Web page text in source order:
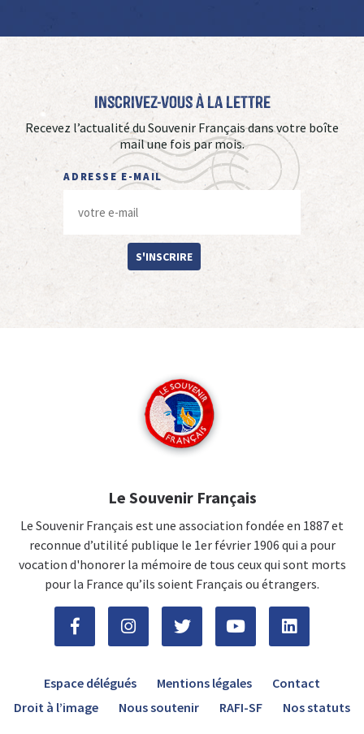
Inscrivez-vous à La Lettre
Recevez l’actualité du Souvenir Français dans votre boîte
mail une fois par mois.
ADRESSE E-MAIL
S'INSCRIRE
Le Souvenir Français
Le Souvenir Français est une association fondée en 1887 et
reconnue d’utilité publique le 1er février 1906 qui a pour
vocation d'honorer la mémoire de tous ceux qui sont morts
pour la France qu’ils soient Français ou étrangers.
Espace délégués Mentions légales
Contact
Droit à l’image
Nous soutenir RAFI-SF Nos statuts